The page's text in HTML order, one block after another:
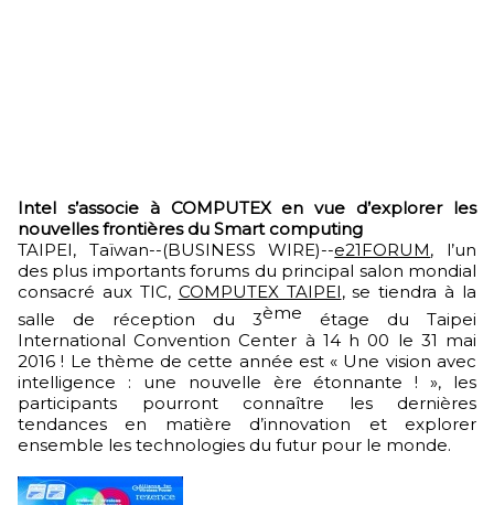
Intel s’associe à COMPUTEX en vue d’explorer les
nouvelles frontières du Smart computing
TAIPEI, Taïwan--(BUSINESS WIRE)--e21FORUM, l’un
des plus importants forums du principal salon mondial
consacré aux TIC, COMPUTEX TAIPEI, se tiendra à la
salle de réception du 3ème étage du Taipei
International Convention Center à 14 h 00 le 31 mai
2016 ! Le thème de cette année est « Une vision avec
intelligence : une nouvelle ère étonnante ! », les
participants pourront connaître les dernières
tendances en matière d’innovation et explorer
ensemble les technologies du futur pour le monde.